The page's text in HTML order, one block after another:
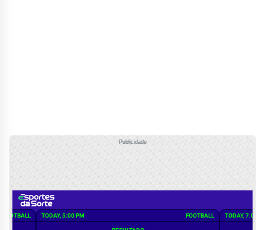
Publicidade